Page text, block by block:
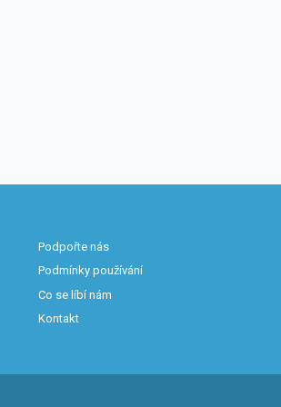
Podpořte nás
Podmínky používání
Co se líbí nám
Kontakt